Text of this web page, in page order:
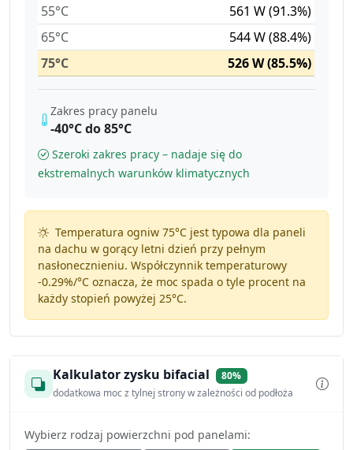
55°C
561 W (91.3%)
65°C
544 W (88.4%)
75°C
526 W (85.5%)
Zakres pracy panelu
-40°C do 85°C
Szeroki zakres pracy – nadaje się do
ekstremalnych warunków klimatycznych
Temperatura ogniw 75°C jest typowa dla paneli
na dachu w gorący letni dzień przy pełnym
nasłonecznieniu. Współczynnik temperaturowy
-0.29%/°Coznacza, że moc spada o tyle procent na
każdy stopień powyżej 25°C.
Kalkulator zysku bifacial
80%
dodatkowa moc z tylnej strony w zależności od podłoża
Wybierz rodzaj powierzchni pod panelami: